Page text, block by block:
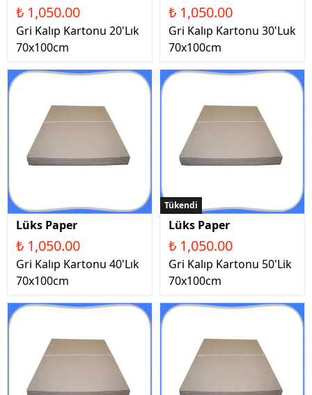
₺ 1,050.00
Gri Kalıp Kartonu 20'Lık
70x100cm
₺ 1,050.00
Gri Kalıp Kartonu 30'Luk
70x100cm
Lüks Paper
₺ 1,050.00
Gri Kalıp Kartonu 40'Lık
70x100cm
Tükendi
Lüks Paper
₺ 1,050.00
Gri Kalıp Kartonu 50'Lik
70x100cm